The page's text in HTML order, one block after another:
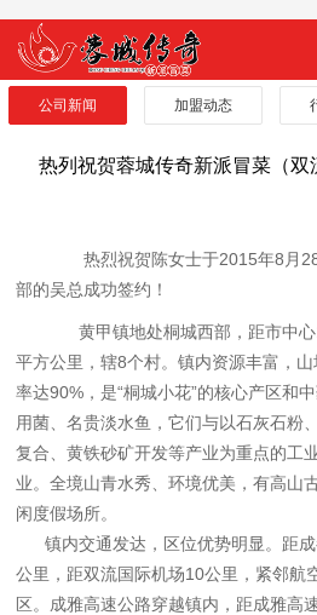
公司新闻 加盟动态
热列祝贺蓉城传奇新派冒菜（双
热烈祝贺陈女士于2015年8月28
部的吴总成功签约！
黄甲镇地处桐城西部，距市中心
平方公里，辖8个村。镇内资源丰富，
率达90%，是“桐城小花”的核心产区和
用菌、名贵淡水鱼，它们与以石灰石粉
复合、黄铁砂矿开发等产业为重点的工
业。全境山青水秀、环境优美，有高山
闲度假场所。
镇内交通发达，区位优势明显。距成
公里，距双流国际机场10公里，紧邻航
区。成雅高速公路穿越镇内，距成雅高